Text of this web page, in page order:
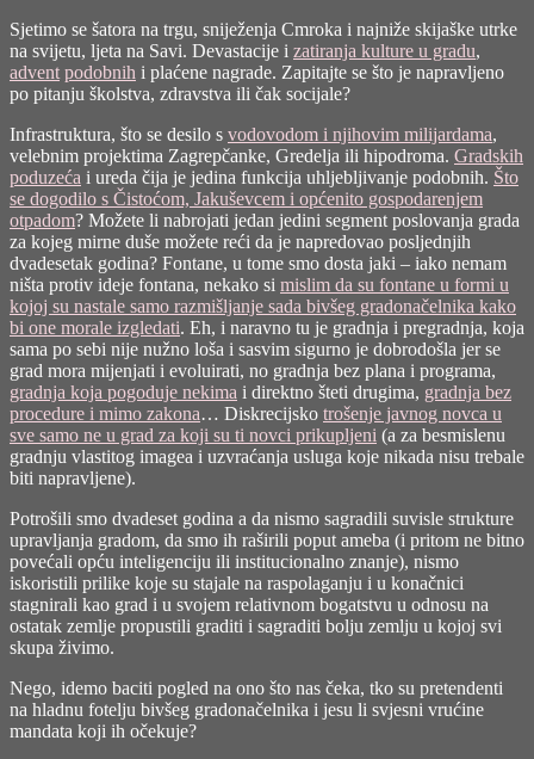
Sjetimo se šatora na trgu, sniježenja Cmroka i najniže skijaške utrke
na svijetu, ljeta na Savi. Devastacije i zatiranja kulture u gradu,
advent podobnih i plaćene nagrade. Zapitajte se što je napravljeno
po pitanju školstva, zdravstva ili čak socijale?
Infrastruktura, što se desilo s vodovodom i njihovim milijardama,
velebnim projektima Zagrepčanke, Gredelja ili hipodroma. Gradskih
poduzeća i ureda čija je jedina funkcija uhljebljivanje podobnih. Što
se dogodilo s Čistoćom, Jakuševcem i općenito gospodarenjem
otpadom? Možete li nabrojati jedan jedini segment poslovanja grada
za kojeg mirne duše možete reći da je napredovao posljednjih
dvadesetak godina? Fontane, u tome smo dosta jaki – iako nemam
ništa protiv ideje fontana, nekako si mislim da su fontane u formi u
kojoj su nastale samo razmišljanje sada bivšeg gradonačelnika kako
bi one morale izgledati. Eh, i naravno tu je gradnja i pregradnja, koja
sama po sebi nije nužno loša i sasvim sigurno je dobrodošla jer se
grad mora mijenjati i evoluirati, no gradnja bez plana i programa,
gradnja koja pogoduje nekima i direktno šteti drugima, gradnja bez
procedure i mimo zakona… Diskrecijsko trošenje javnog novca u
sve samo ne u grad za koji su ti novci prikupljeni (a za besmislenu
gradnju vlastitog imagea i uzvraćanja usluga koje nikada nisu trebale
biti napravljene).
Potrošili smo dvadeset godina a da nismo sagradili suvisle strukture
upravljanja gradom, da smo ih raširili poput ameba (i pritom ne bitno
povećali opću inteligenciju ili institucionalno znanje), nismo
iskoristili prilike koje su stajale na raspolaganju i u konačnici
stagnirali kao grad i u svojem relativnom bogatstvu u odnosu na
ostatak zemlje propustili graditi i sagraditi bolju zemlju u kojoj svi
skupa živimo.
Nego, idemo baciti pogled na ono što nas čeka, tko su pretendenti
na hladnu fotelju bivšeg gradonačelnika i jesu li svjesni vrućine
mandata koji ih očekuje?